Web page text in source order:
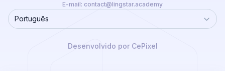
E-mail: contact@lingstar.academy
Language
Português
Desenvolvido por CePixel